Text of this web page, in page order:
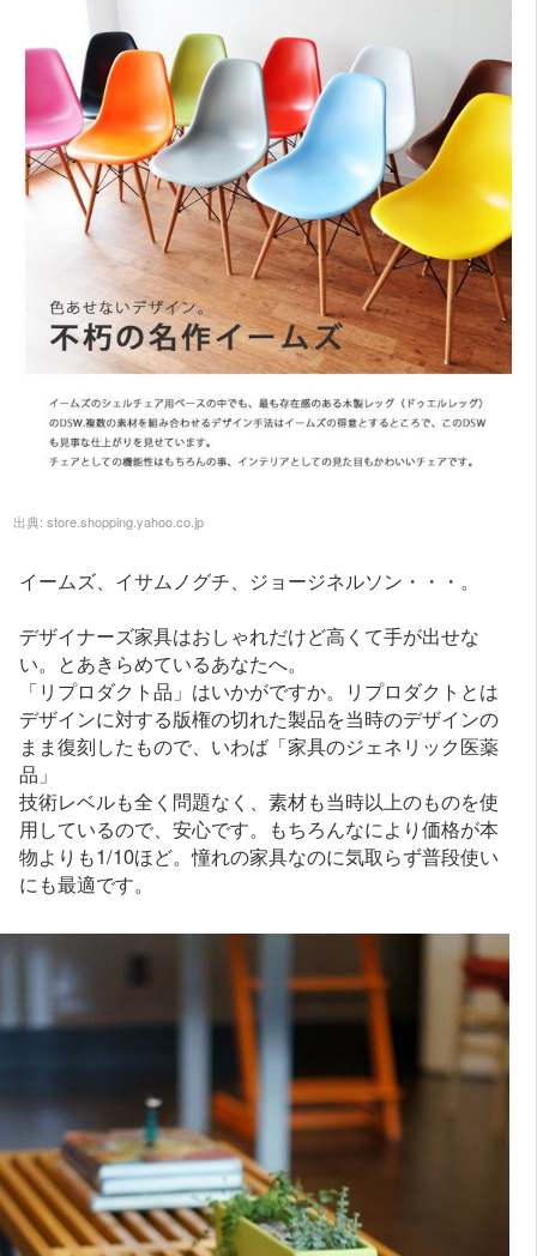
出典: store.shopping.yahoo.co.jp
イームズ、イサムノグチ、ジョージネルソン・・・。
デザイナーズ家具はおしゃれだけど高くて手が出せな
い。とあきらめているあなたへ。
「リプロダクト品」はいかがですか。リプロダクトとは
デザインに対する版権の切れた製品を当時のデザインの
まま復刻したもので、いわば「家具のジェネリック医薬
品」
技術レベルも全く問題なく、素材も当時以上のものを使
用しているので、安心です。もちろんなにより価格が本
物よりも1/10ほど。憧れの家具なのに気取らず普段使い
にも最適です。